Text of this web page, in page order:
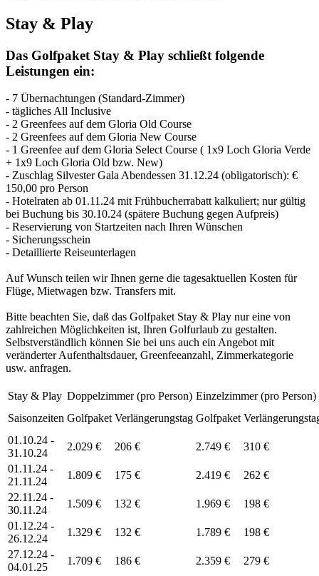
Stay & Play
Das Golfpaket Stay & Play schließt folgende
Leistungen ein:
- 7 Übernachtungen (Standard-Zimmer)
- tägliches All Inclusive
- 2 Greenfees auf dem Gloria Old Course
- 2 Greenfees auf dem Gloria New Course
- 1 Greenfee auf dem Gloria Select Course ( 1x9 Loch Gloria Verde
+ 1x9 Loch Gloria Old bzw. New)
- Zuschlag Silvester Gala Abendessen 31.12.24 (obligatorisch): €
150,00 pro Person
- Hotelraten ab 01.11.24 mit Frühbucherrabatt kalkuliert; nur gültig
bei Buchung bis 30.10.24 (spätere Buchung gegen Aufpreis)
- Reservierung von Startzeiten nach Ihren Wünschen
- Sicherungsschein
- Detaillierte Reiseunterlagen
Auf Wunsch teilen wir Ihnen gerne die tagesaktuellen Kosten für
Flüge, Mietwagen bzw. Transfers mit.
Bitte beachten Sie, daß das Golfpaket Stay & Play nur eine von
zahlreichen Möglichkeiten ist, Ihren Golfurlaub zu gestalten.
Selbstverständlich können Sie bei uns auch ein Angebot mit
veränderter Aufenthaltsdauer, Greenfeeanzahl, Zimmerkategorie
usw. anfragen.
Stay & Play Doppelzimmer (pro Person) Einzelzimmer (pro Person)
Saisonzeiten Golfpaket Verlängerungstag Golfpaket
01.10.24 -
31.10.24
2.029 € 206 € 2.749 €
310 €
01.11.24 -
21.11.24
1.809 € 175 € 2.419 €
262 €
22.11.24 -
30.11.24
1.509 € 132 € 1.969 €
198 €
01.12.24 -
26.12.24
1.329 € 132 € 1.789 €
198 €
27.12.24 -
04.01.25
1.709 € 186 € 2.359 €
279 €